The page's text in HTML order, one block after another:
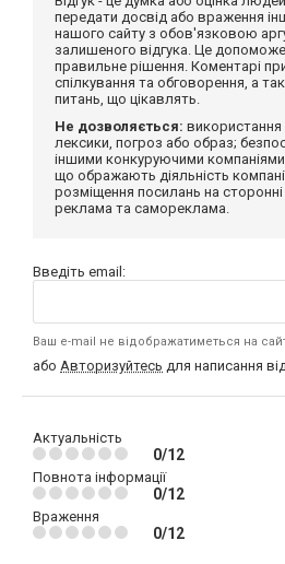
передати досвід або враження
нашого сайту з обов'язковою
залишеного відгука. Це
правильне рішення. Коментарі
спілкування та обговорення, а
питань, що цікавлять.
Не дозволяється:
лексики, погроз або образ;
іншими конкуруючими компаніями;
що ображають діяльність компанії
розміщення посилань на сторонні
реклама та самореклама.
Введіть email:
Ваш e-mail не відображатиметься на
або Авторизуйтесь для написання
Актуальність
0/12
Повнота інформації
0/12
Враження
0/12